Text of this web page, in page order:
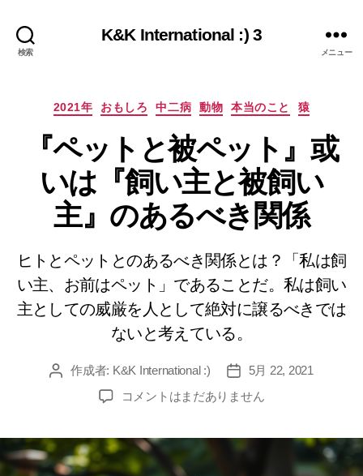
検索
K&K International :) 3
メニュー
カ
ゴ
リ
ー
2021年 おもしろ 中二病 動物 本当のこと 猿
『ペットと被ペット』或
いは『飼い主と被飼い
主』のあるべき関係
ヒトとペットとのあるべき関係とは？「私は飼
い主、お前はペット」であることだ。私は飼い
主としての威厳を人として絶対に譲るべきでは
ないと考えている。
投 作成者: K&K International :)
投
稿
日
5月 22, 2021
『
ト
コメントはまだありません